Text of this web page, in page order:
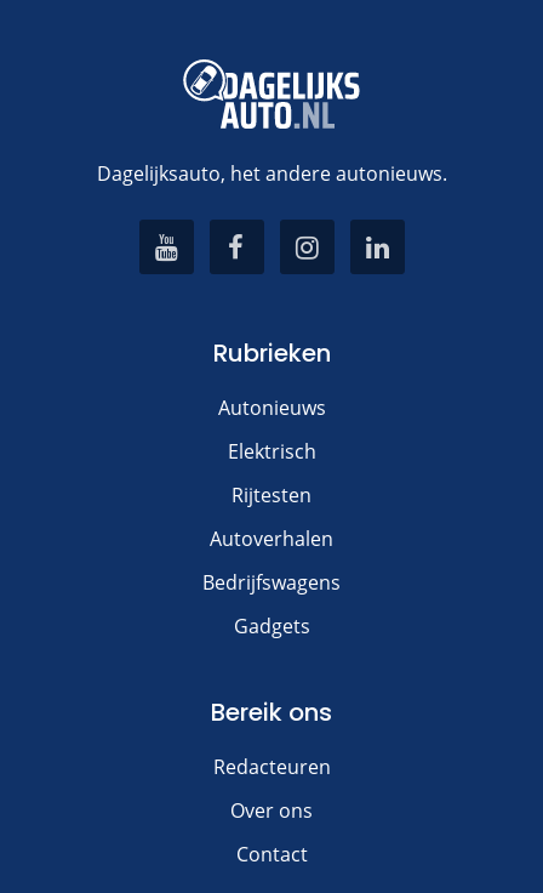
Dagelijksauto, het andere autonieuws.
Rubrieken
Autonieuws
Elektrisch
Rijtesten
Autoverhalen
Bedrijfswagens
Gadgets
Bereik ons
Redacteuren
Over ons
Contact